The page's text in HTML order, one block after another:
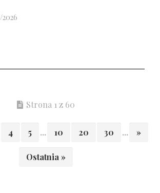
Strona 1 z 60
4 5 ... 10 20 30 ... »
Ostatnia »